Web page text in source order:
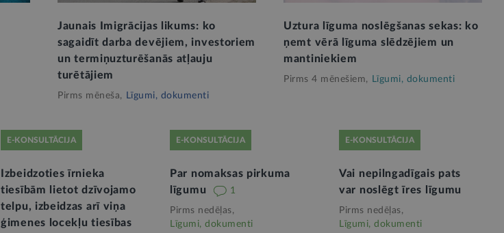
Jaunais Imigrācijas likums: ko
sagaidīt darba devējiem, investoriem
un termiņuzturēšanās atļauju
turētājiem
Pirms mēneša, Līgumi, dokumenti
Uztura līguma noslēgšanas sekas: ko
ņemt vērā līguma slēdzējiem un
mantiniekiem
Pirms 4 mēnešiem, Līgumi, dokumenti
E-KONSULTĀCIJA
Izbeidzoties īrnieka
tiesībām lietot dzīvojamo
telpu, izbeidzas arī viņa
ģimenes locekļu tiesības
E-KONSULTĀCIJA
Par nomaksas pirkuma
līgumu
1
Pirms nedēļas,
Līgumi, dokumenti
E-KONSULTĀCIJA
Vai nepilngadīgais pats
var noslēgt īres līgumu
Pirms nedēļas,
Līgumi, dokumenti